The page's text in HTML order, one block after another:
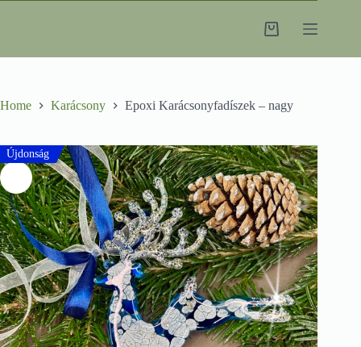
Shopping
Home Karácsony Epoxi Karácsonyfadíszek – nagy
Újdonság